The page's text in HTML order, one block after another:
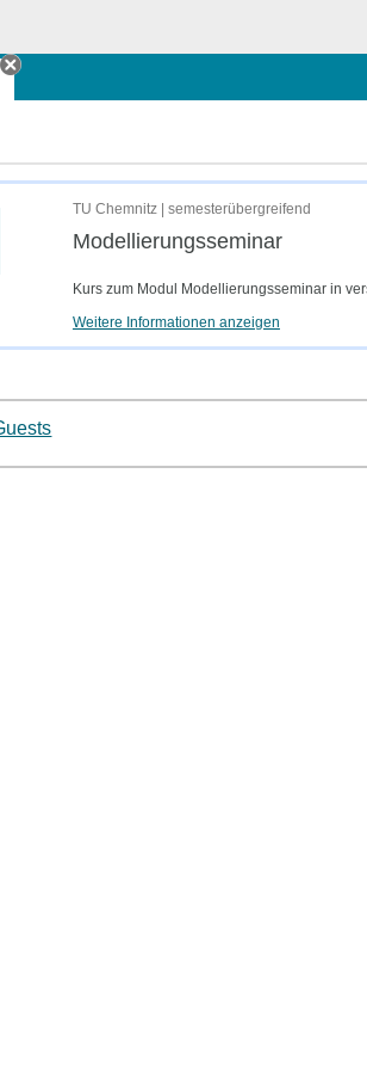
Tab schließen
TU Chemnitz | semesterübergreifend
Modellierungsseminar
Kurs zum Modul Modellierungsseminar in
Weitere Informationen anzeigen